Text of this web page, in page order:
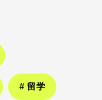
# 留学